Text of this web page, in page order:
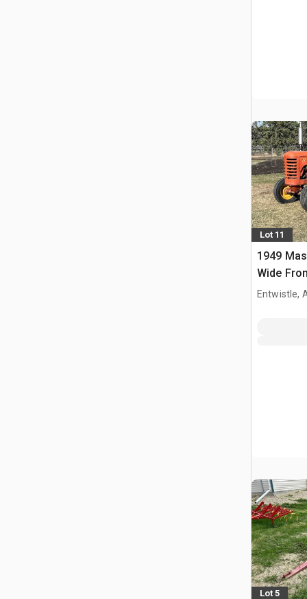
Lot 11
1949
Wide
collection
Entwistle,
Lot 5